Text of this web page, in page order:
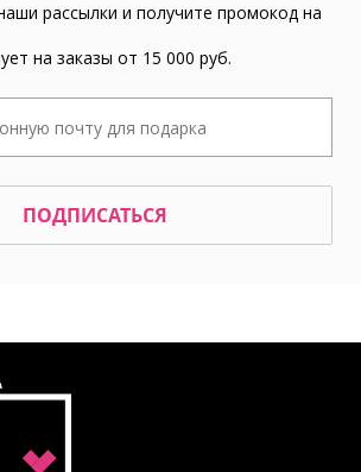
рассылки и получите промокод на
на заказы от 15 000 руб.
ПОДПИСАТЬСЯ